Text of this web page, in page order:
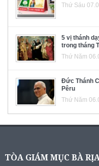
Thứ Sáu
5 vị thánh
trong tháng
Thứ Năm
Đức Thánh
Pêru
Thứ Năm
TÒA GIÁM MỤC BÀ